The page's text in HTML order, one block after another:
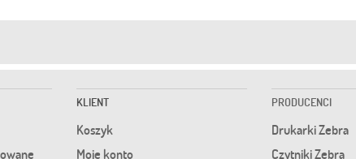
KLIENT
Koszyk
Moje konto
PRODUCENCI
Drukarki Zebra
Czytniki Zebra